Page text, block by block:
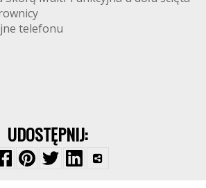
telefonu
UDOSTĘPNIJ: